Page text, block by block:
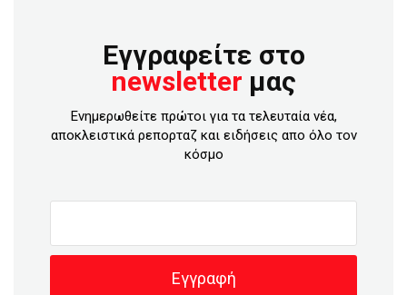
Εγγραφείτε στο
newsletter μας
Ενημερωθείτε πρώτοι για τα τελευταία νέα,
αποκλειστικά ρεπορταζ και ειδήσεις απο όλο τον
κόσμο